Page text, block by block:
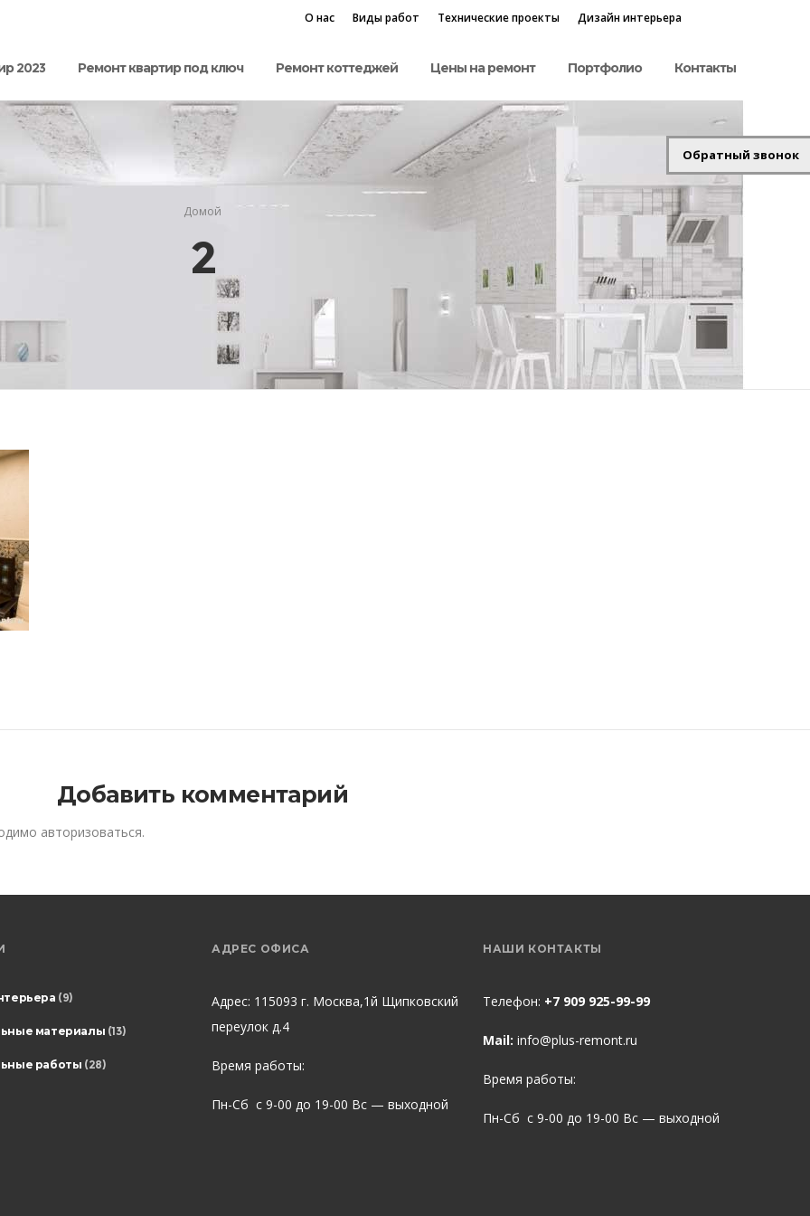
О нас Виды работ Технические проекты Дизайн интерьера
2023 Ремонт квартир под ключ Ремонт коттеджей Цены на ремонт Портфолио Контакты
Домой
2
Добавить комментарий
авторизоваться.
(9)
материалы (13)
работы (28)
АДРЕС ОФИСА
Адрес: 115093 г. Москва,1й Щипковский
переулок д.4
Время работы:
Пн-Сб с 9-00 до 19-00 Вс — выходной
НАШИ КОНТАКТЫ
Телефон: +7 909 925-99-99
Mail: info@plus-remont.ru
Время работы:
Пн-Сб с 9-00 до 19-00 Вс — выходной
Обратный звонок